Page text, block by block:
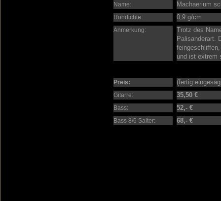
Name: Machaerium
Rohdichte: 0,9 g/cm
Anmerkung:
Trotz des
Palisanderart.
und ist extrem
Preis: (fertig
Gitarre: 35,50 €
Bass: 52,- €
Bass 8/6 Saiter: 68,- €